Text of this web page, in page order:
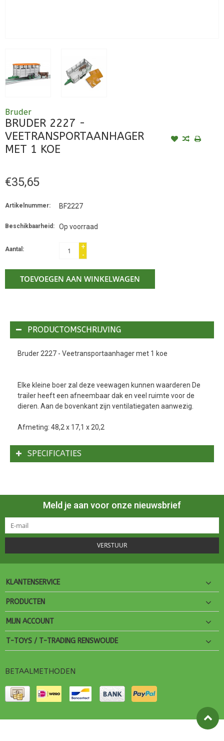
Bruder
BRUDER 2227 -
VEETRANSPORTAANHAGER
MET 1 KOE
€35,65
Artikelnummer: BF2227
Beschikbaarheid: Op voorraad
Aantal:
+
-
TOEVOEGEN AAN WINKELWAGEN
PRODUCTOMSCHRIJVING
Bruder 2227 - Veetransportaanhager met 1 koe
Elke kleine boer zal deze veewagen kunnen waarderen De
trailer heeft een afneembaar dak en veel ruimte voor de
dieren. Aan de bovenkant zijn ventilatiegaten aanwezig.
Afmeting: 48,2 x 17,1 x 20,2
SPECIFICATIES
Meld je aan voor onze nieuwsbrief
VERSTUUR
KLANTENSERVICE
PRODUCTEN
MIJN ACCOUNT
T-TOYS / T-TRADING RENSWOUDE
BETAALMETHODEN